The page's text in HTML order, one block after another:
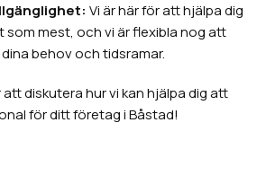
Vi är här för att hjälpa dig
som mest, och vi är flexibla nog att
behov och tidsramar.
diskutera hur vi kan hjälpa dig att
för ditt företag i Båstad!